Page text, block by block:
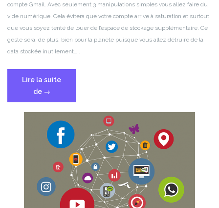
compte Gmail. Avec seulement 3 manipulations simples vous allez faire du
vide numérique. Cela évitera que votre compte arrive à saturation et surtout
que vous soyez tenté de louer de l’espace de stockage supplémentaire. Ce
geste sera, de plus, bien pour la planète puisque vous allez détruire de la
data stockée inutilement…..
Lire la suite
de « Nettoyer
votre
boîte
Gmail
! »
→